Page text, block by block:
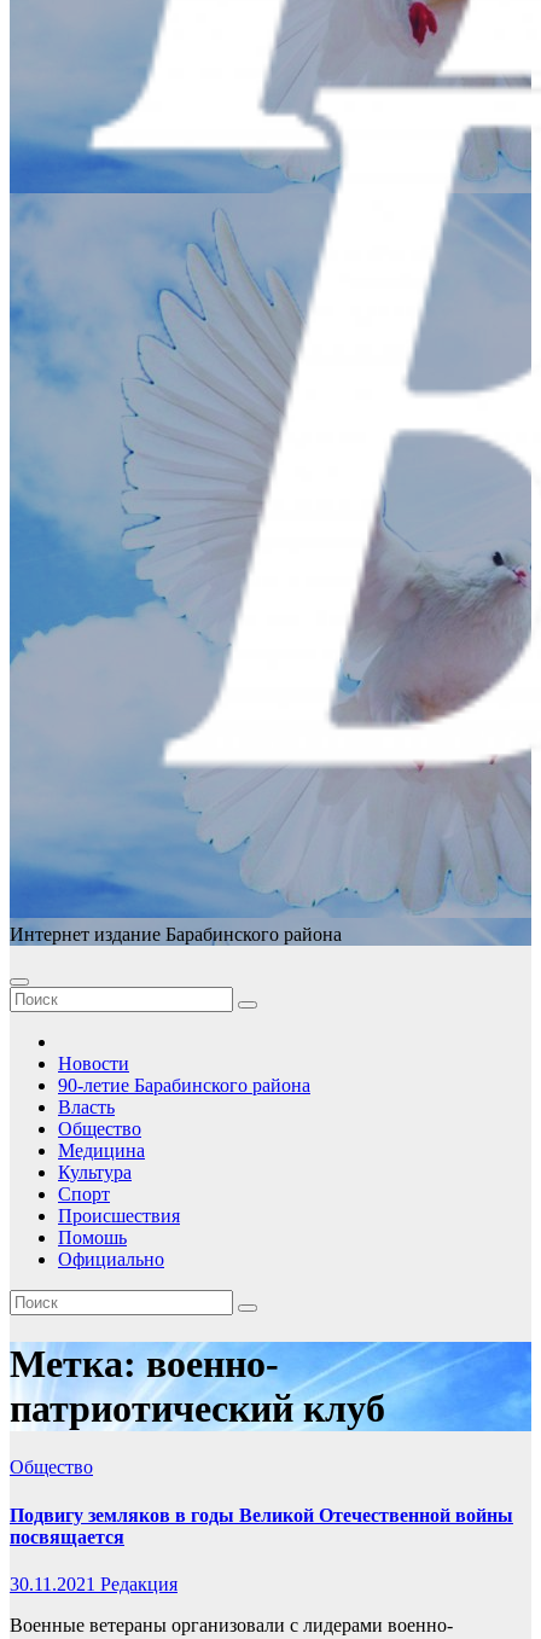
Интернет издание Барабинского района
Новости
90-летие Барабинского района
Власть
Общество
Медицина
Культура
Спорт
Происшествия
Помошь
Официально
Метка:военно-
патриотический клуб
Общество
Подвигу земляков в годы Великой Отечественной войны
посвящается
30.11.2021 Редакция
Военные ветераны организовали с лидерами военно-